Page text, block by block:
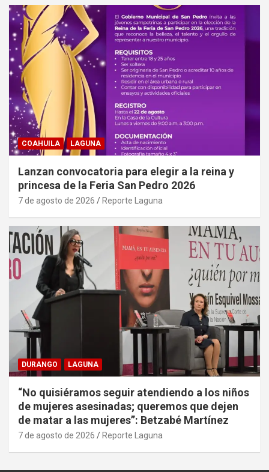
COAHUILA LAGUNA
Lanzan convocatoria para elegir a la reina y
princesa de la Feria San Pedro 2026
7 de agosto de 2026 Reporte Laguna
DURANGO LAGUNA
“No quisiéramos seguir atendiendo a los niños
de mujeres asesinadas; queremos que dejen
de matar a las mujeres”: Betzabé Martínez
7 de agosto de 2026 Reporte Laguna